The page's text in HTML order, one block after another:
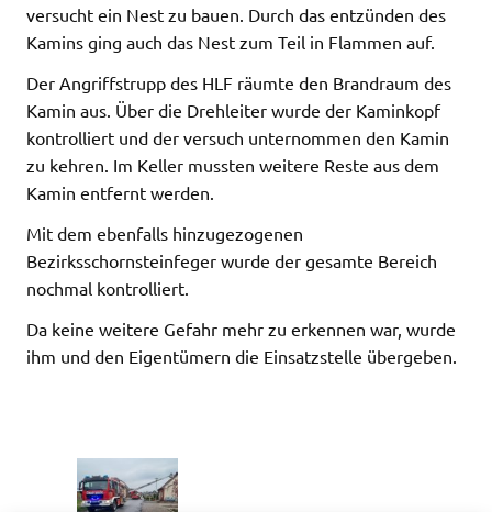
versucht ein Nest zu bauen. Durch das entzünden des
Kamins ging auch das Nest zum Teil in Flammen auf.
Der Angriffstrupp des HLF räumte den Brandraum des
Kamin aus. Über die Drehleiter wurde der Kaminkopf
kontrolliert und der versuch unternommen den Kamin
zu kehren. Im Keller mussten weitere Reste aus dem
Kamin entfernt werden.
Mit dem ebenfalls hinzugezogenen
Bezirksschornsteinfeger wurde der gesamte Bereich
nochmal kontrolliert.
Da keine weitere Gefahr mehr zu erkennen war, wurde
ihm und den Eigentümern die Einsatzstelle übergeben.